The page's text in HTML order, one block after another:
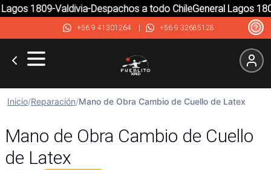
1809-Valdivia-Despachos a todo ChileGeneral Lagos
+56 9 41301264| +56 9 32685128
Inicio/Reparación/Mano de Obra Cambio de Cuello de Latex
Mano de Obra Cambio de Cuello
de Latex